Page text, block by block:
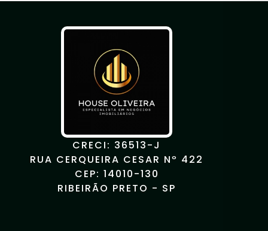
CRECI: 36513-J
RUA CERQUEIRA CESAR Nº 422
CEP: 14010-130
RIBEIRÃO PRETO - SP